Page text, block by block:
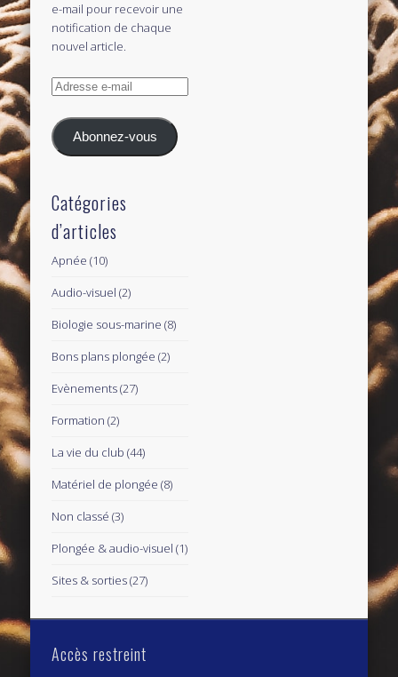
e-mail pour recevoir une
notification de chaque
nouvel article.
Adresse
mail
Abonnez-vous
Catégories
d’articles
Apnée (10)
Audio-visuel (2)
Biologie sous-marine (8)
Bons plans plongée (2)
Evènements(27)
Formation (2)
La vie du club (44)
Matériel de plongée (8)
Non classé (3)
Plongée & audio-visuel (1)
Sites & sorties(27)
Accès restreint